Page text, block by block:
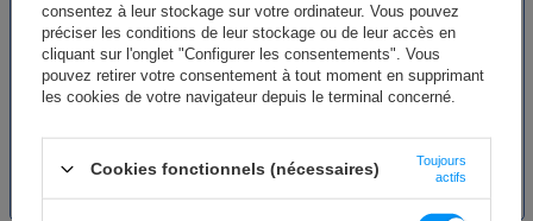
Kettlebell 12kg haltère en vinyle -
UpForm
Prix du produit le plus bas au
Station Poulie Haute et Basse
MS-W102 2.0 - Marbo Sport
Prix du produit le plus bas au
135,00 €
118,80 €
consentez à leur stockage sur votre ordinateur. Vous pouvez
préciser les conditions de leur stockage ou de leur accès en
cliquant sur l'onglet "Configurer les consentements". Vous
pouvez retirer votre consentement à tout moment en supprimant
les cookies de votre navigateur depuis le terminal concerné.
Cookies fonctionnels (nécessaires)
Toujours
actifs